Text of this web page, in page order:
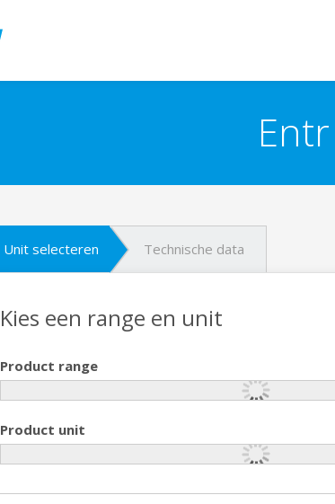
Unit selecteren Technische data
Kies een range en unit
Product range
Product unit